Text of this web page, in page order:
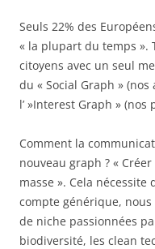
Seuls 22% des
« la plupart du temps ».
citoyens avec un seul
du « Social Graph »
l’ »Interest Graph » (nos
Comment la
nouveau graph ? «
masse ». Cela nécessite
compte générique,
de niche passionnées
biodiversité, les clean